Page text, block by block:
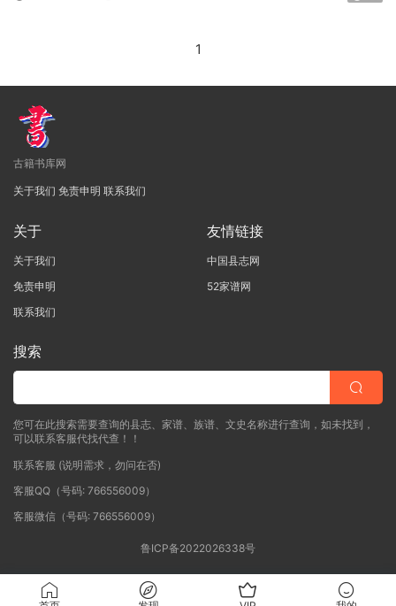
1
古籍书库网
关于我们 免责申明 联系我们
关于
关于我们
免责申明
联系我们
友情链接
中国县志网
52家谱网
搜索
您可在此搜索需要查询的县志、家谱、族谱、文史名称进行查询，如未找到，
可以联系客服代找代查！！
联系客服 (说明需求，勿问在否)
客服QQ（号码: 766556009）
客服微信（号码: 766556009）
鲁ICP备2022026338号